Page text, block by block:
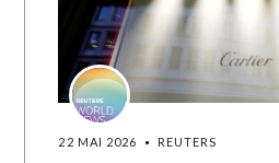
22 MAI 2026 REUTERS